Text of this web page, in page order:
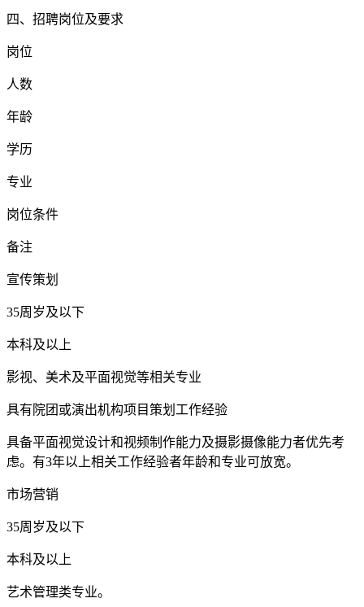
四、招聘岗位及要求
岗位
人数
年龄
学历
专业
岗位条件
备注
宣传策划
35周岁及以下
本科及以上
影视、美术及平面视觉等相关专业
具有院团或演出机构项目策划工作经验
具备平面视觉设计和视频制作能力及摄影摄像能力者优先考
虑。有3年以上相关工作经验者年龄和专业可放宽。
市场营销
35周岁及以下
本科及以上
艺术管理类专业。